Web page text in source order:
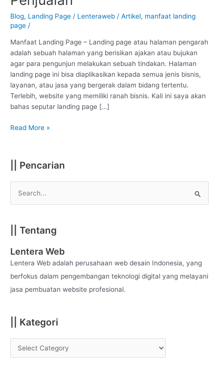
Blog, Landing Page / Lenteraweb /Artikel, manfaat landing
page /
Manfaat Landing Page – Landing page atau halaman pengarah
adalah sebuah halaman yang berisikan ajakan atau bujukan
agar para pengunjun melakukan sebuah tindakan. Halaman
landing page ini bisa diaplikasikan kepada semua jenis bisnis,
layanan, atau jasa yang bergerak dalam bidang tertentu.
Terlebih, website yang memiliki ranah bisnis. Kali ini saya akan
bahas seputar landing page […]
Meningkatkan
Konversi
Penjualan
Read More »
|| Pencarian
r
c
h
f
o
|| Tentang
Lentera Web
Lentera Web adalah perusahaan web desain Indonesia, yang
berfokus dalam pengembangan teknologi digital yang melayani
jasa pembuatan website profesional.
|| Kategori